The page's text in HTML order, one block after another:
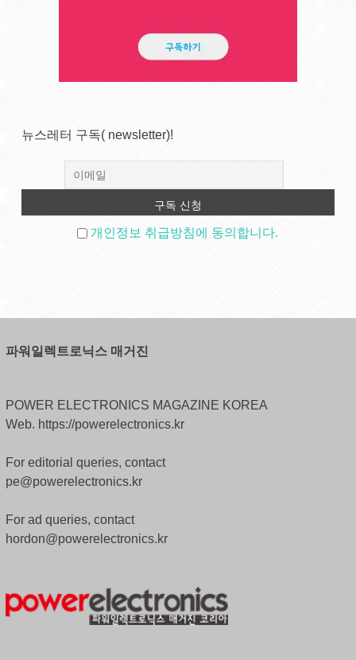
뉴스레터 구독( newsletter)!
개인정보 취급방침에 동의합니다.
파워일렉트로닉스 매거진
POWER ELECTRONICS MAGAZINE KOREA
Web. https://powerelectronics.kr
For editorial queries, contact
pe@powerelectronics.kr
For ad queries, contact
hordon@powerelectronics.kr